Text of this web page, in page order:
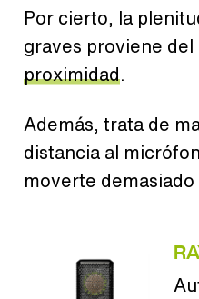
Por cierto, la
graves proviene del
proximidad.
Además, trata de
distancia al
moverte